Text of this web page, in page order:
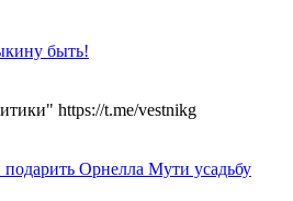
быть!
https://t.me/vestnikg
подарить Орнелла Мути усадьбу